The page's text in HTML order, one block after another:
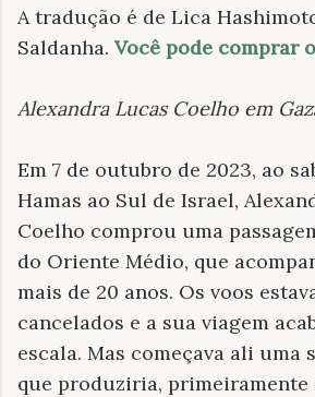
A tradução é de Lica
Saldanha. Você pode comprar
Alexandra Lucas Coelho em
Em 7 de outubro de 2023, ao
Hamas ao Sul de Israel,
Coelho comprou uma
do Oriente Médio, que
mais de 20 anos. Os voos
cancelados e a sua viagem
escala. Mas começava ali uma
que produziria, primeiramente